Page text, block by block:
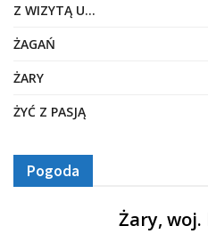
Z WIZYTĄ U…
ŻAGAŃ
ŻARY
ŻYĆ Z PASJĄ
Pogoda
Żary,